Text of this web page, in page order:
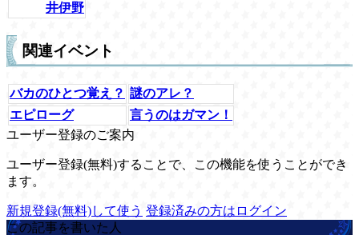
井伊野
関連イベント
バカのひとつ覚え？ 謎のアレ？
エピローグ
言うのはガマン！
ユーザー登録のご案内
ユーザー登録(無料)することで、この機能を使うことができ
ます。
新規登録(無料)して使う 登録済みの方はログイン
この記事を書いた人